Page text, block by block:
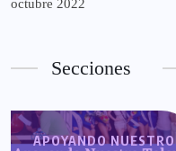
octubre 2022
Secciones
APOYANDO NUESTRO